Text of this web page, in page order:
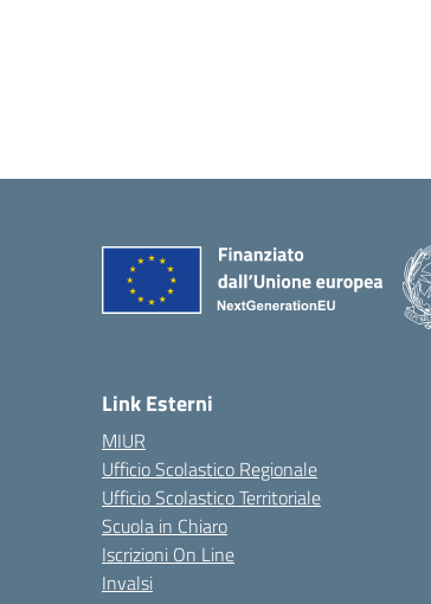
Link Esterni
MIUR
Ufficio Scolastico Regionale
Ufficio Scolastico Territoriale
Scuola in Chiaro
Iscrizioni On Line
Invalsi